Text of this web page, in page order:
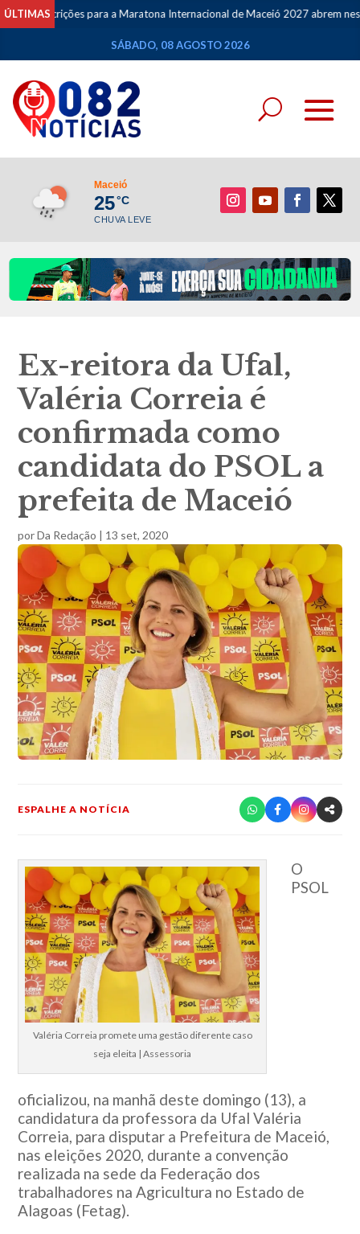
ÚLTIMASpara a Maratona Internacional de Maceió 2027 abrem nesta
SÁBADO, 08 AGOSTO 2026
Maceió
25°C
CHUVA LEVE
Ex-reitora da Ufal,
Valéria Correia é
confirmada como
candidata do PSOL a
prefeita de Maceió
porDa Redação | 13 set, 2020
ESPALHE A NOTÍCIA
Valéria Correia promete uma gestão diferente caso
seja eleita | Assessoria
O
PSOL
oficializou, na manhã deste domingo (13), a
candidatura da professora da Ufal Valéria
Correia, para disputar a Prefeitura de Maceió,
nas eleições 2020, durante a convenção
realizada na sede da Federação dos
trabalhadores na Agricultura no Estado de
Alagoas (Fetag).